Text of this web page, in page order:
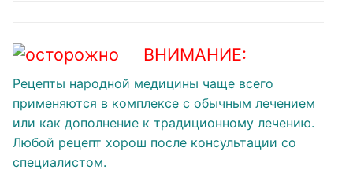
ВНИМАНИЕ:
Рецепты народной медицины чаще всего
применяются в комплексе с обычным лечением
или как дополнение к традиционному лечению.
Любой рецепт хорош после консультации со
специалистом.